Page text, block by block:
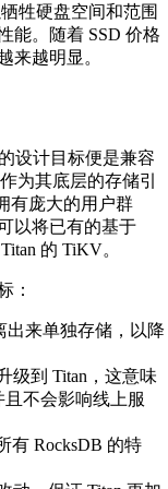
牲硬盘空间和范围
能。随着 SSD 价格
来越明显。
设计目标便是兼容
为其底层的存储引
有庞大的用户群
以将已有的基于
的 TiKV。
：
出来单独存储，以降
级到 Titan，这意味
不会影响线上服
有 RocksDB 的特